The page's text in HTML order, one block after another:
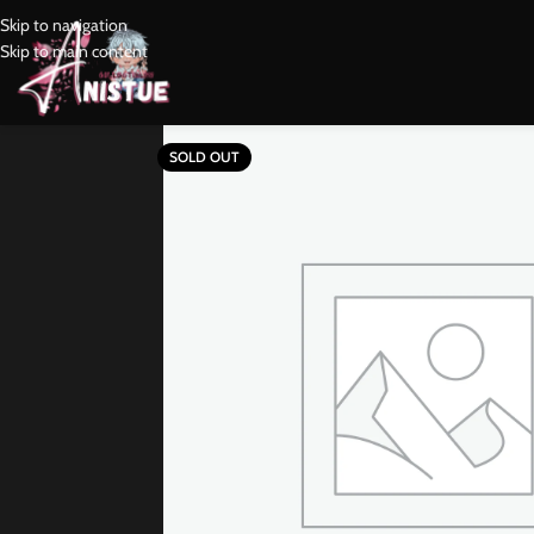
Skip to navigation
Skip to main content
SOLD OUT